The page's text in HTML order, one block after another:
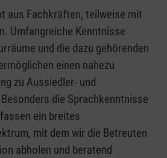
aus Fachkräften, teilweise mit
Umfangreiche Kenntnisse
und die dazu gehörenden
einen nahezu
zu Aussiedler- und
die Sprachkenntnisse
ein breites
mit dem wir die Betreuten
abholen und beratend